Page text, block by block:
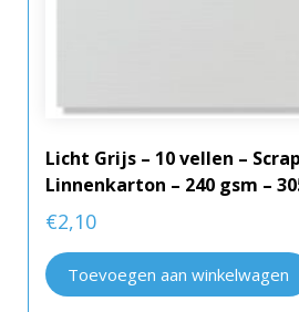
Licht Grijs – 10 vellen –
Linnenkarton – 240 gsm –
€2,10
Toevoegen aan winkelwagen